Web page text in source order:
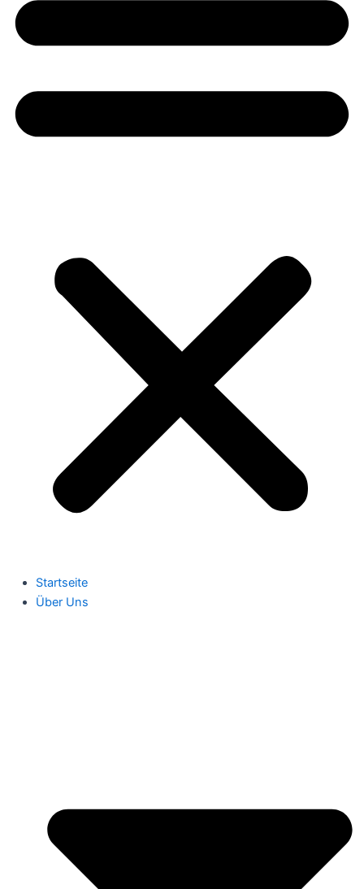
Startseite
Über Uns